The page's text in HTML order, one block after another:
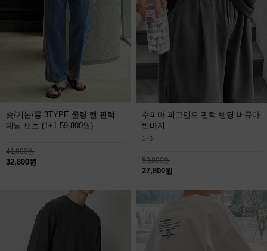
숏/기본/롱 3TYPE 쿨링 멜 핀턱
데님 팬츠 (1+1 59,800원)
41,800원
32,800원
수피마 피그먼트 핀턱 밴딩 버뮤다
반바지
1~3
50,800원
27,800원